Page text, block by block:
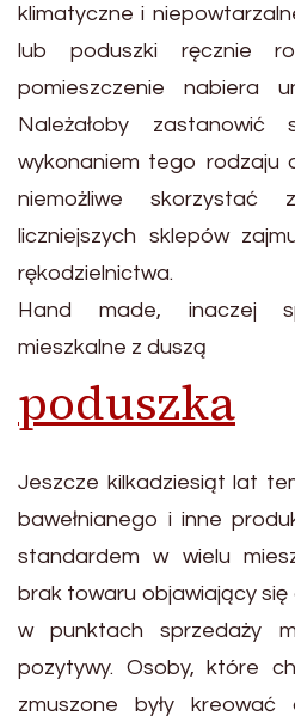
klimatyczne i
lub poduszki ręcznie
pomieszczenie nabiera
Należałoby zastanowić
wykonaniem tego rodzaju
niemożliwe
liczniejszych sklepów
rękodzielnictwa.
Hand made, inaczej
mieszkalne z duszą
poduszka
Jeszcze kilkadziesiąt lat
bawełnianego i inne
standardem w wielu
brak towaru objawiający się
w punktach sprzedaży
pozytywy. Osoby, które
zmuszone były